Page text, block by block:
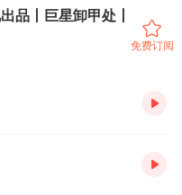
品丨巨星卸甲处丨
免费订阅